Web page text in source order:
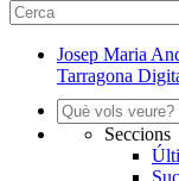
Josep Maria
Tarragona
Seccions